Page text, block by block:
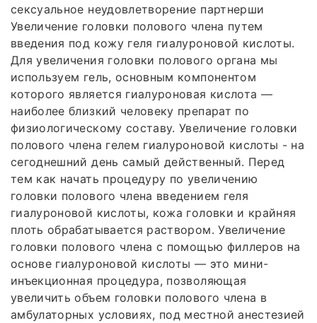
сексуальное неудовлетворение партнерши
Увеличение головки полового члена путем
введения под кожу геля гиалуроновой кислоты.
Для увеличения головки полового органа мы
используем гель, основным компонентом
которого является гиалуроновая кислота —
наиболее близкий человеку препарат по
физиологическому составу. Увеличение головки
полового члена гелем гиалуроновой кислоты - на
сегоднешний день самый действенный. Перед
тем как начать процедуру по увеличению
головки полового члена введением геля
гиалуроновой кислоты, кожа головки и крайняя
плоть обрабатывается раствором. Увеличение
головки полового члена с помощью филлеров на
основе гиалуроновой кислоты — это мини-
инъекционная процедура, позволяющая
увеличить объем головки полового члена в
амбулаторных условиях, под местной анестезией